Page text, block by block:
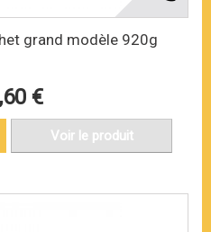
grand modèle 920g
€
Voir le produit